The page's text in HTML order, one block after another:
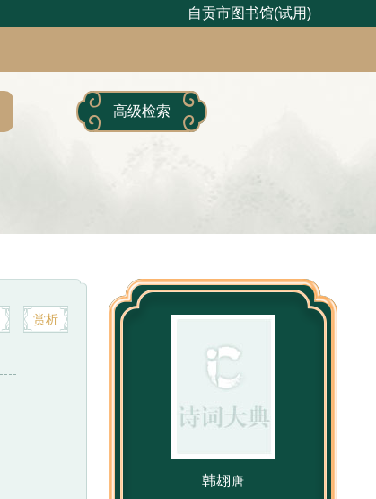
自贡市图书馆(试用)
高级检索
赏析
韩翃 唐